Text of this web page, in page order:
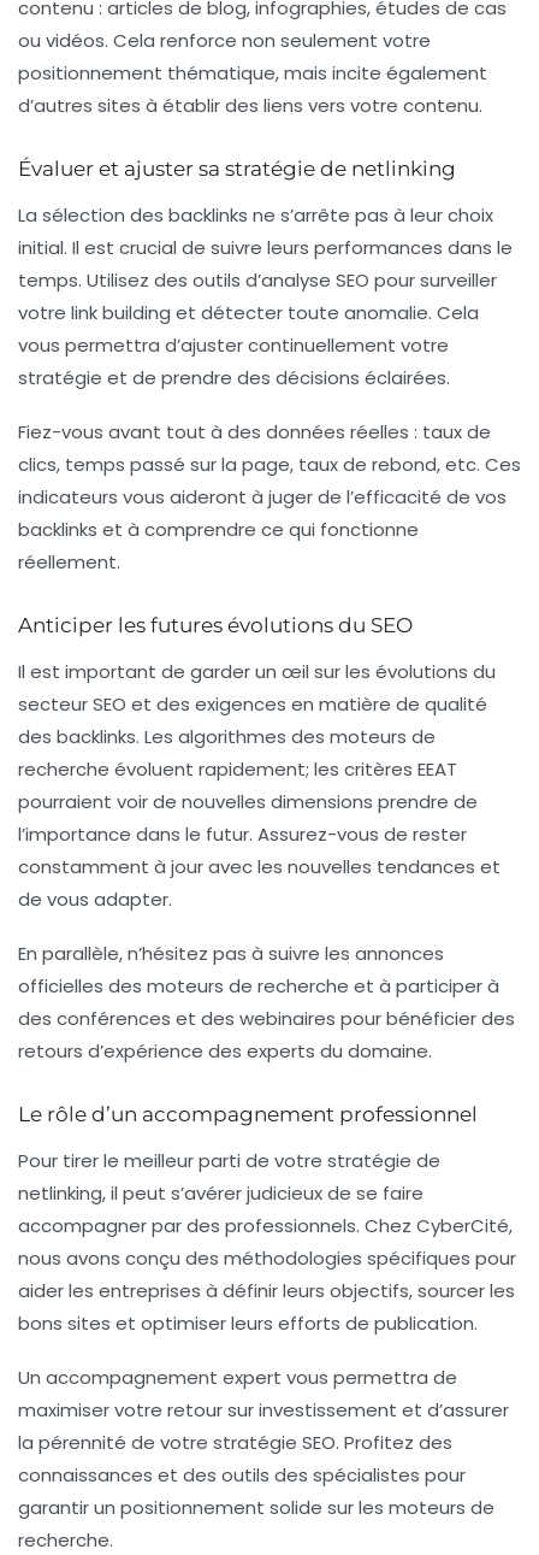
contenu : articles de blog, infographies, études de cas
ou vidéos. Cela renforce non seulement votre
positionnement thématique, mais incite également
d’autres sites à établir des liens vers votre contenu.
Évaluer et ajuster sa stratégie de netlinking
La sélection des backlinks ne s’arrête pas à leur choix
initial. Il est crucial de suivre leurs performances dans le
temps. Utilisez des outils d’analyse SEO pour surveiller
votre link building et détecter toute anomalie. Cela
vous permettra d’ajuster continuellement votre
stratégie et de prendre des décisions éclairées.
Fiez-vous avant tout à des données réelles : taux de
clics, temps passé sur la page, taux de rebond, etc. Ces
indicateurs vous aideront à juger de l’efficacité de vos
backlinks et à comprendre ce qui fonctionne
réellement.
Anticiper les futures évolutions du SEO
Il est important de garder un œil sur les évolutions du
secteur SEO et des exigences en matière de qualité
des backlinks. Les algorithmes des moteurs de
recherche évoluent rapidement; les critères EEAT
pourraient voir de nouvelles dimensions prendre de
l’importance dans le futur. Assurez-vous de rester
constamment à jour avec les nouvelles tendances et
de vous adapter.
En parallèle, n’hésitez pas à suivre les annonces
officielles des moteurs de recherche et à participer à
des conférences et des webinaires pour bénéficier des
retours d’expérience des experts du domaine.
Le rôle d’un accompagnement professionnel
Pour tirer le meilleur parti de votre stratégie de
netlinking, il peut s’avérer judicieux de se faire
accompagner par des professionnels. Chez CyberCité,
nous avons conçu des méthodologies spécifiques pour
aider les entreprises à définir leurs objectifs, sourcer les
bons sites et optimiser leurs efforts de publication.
Un accompagnement expert vous permettra de
maximiser votre retour sur investissement et d’assurer
la pérennité de votre stratégie SEO. Profitez des
connaissances et des outils des spécialistes pour
garantir un positionnement solide sur les moteurs de
recherche.